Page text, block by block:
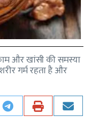
और खांसी की समस्या
गर्म रहता है और